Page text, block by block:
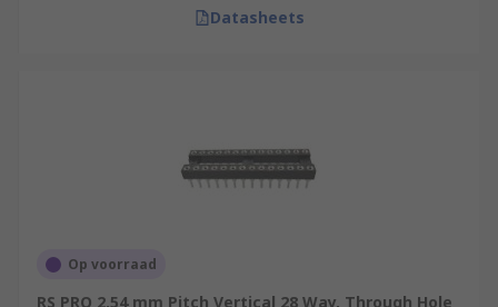
Datasheets
Op voorraad
RS PRO 2.54 mm Pitch Vertical 28 Way, Through Hole